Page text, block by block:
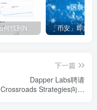
「币安」如何找到NFT合约地址？
下一篇
Dapper Labs聘请
Crossroads Strategies向美